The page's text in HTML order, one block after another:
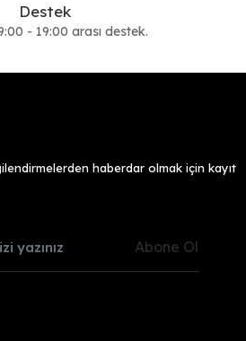
Destek
- 19:00 arası destek.
haberdar olmak için kayıt
Abone Ol